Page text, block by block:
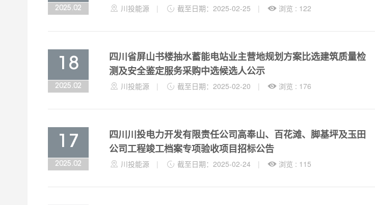
2025.02  川投能源 |  截至日期：2025-02-25 |  浏览 : 122
18
2025.02
四川省屏山书楼抽水蓄能电站业主营地规划方案比选建筑质量检
测及安全鉴定服务采购中选候选人公示
 川投能源 |  截至日期：2025-02-20 |  浏览 : 176
17
2025.02
四川川投电力开发有限责任公司高奉山、百花滩、脚基坪及玉田
公司工程竣工档案专项验收项目招标公告
 川投能源 |  截至日期：2025-02-24 |  浏览 : 115